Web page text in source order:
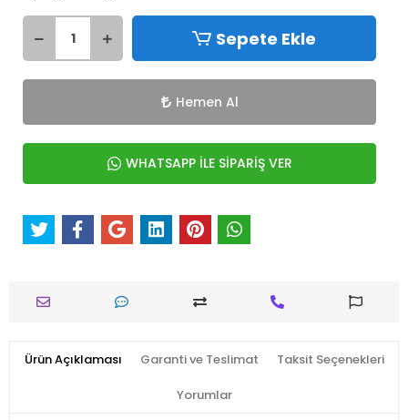
Sepete Ekle
Hemen Al
WHATSAPP İLE SİPARİŞ VER
Ürün Açıklaması Garanti ve Teslimat Taksit Seçenekleri
Yorumlar